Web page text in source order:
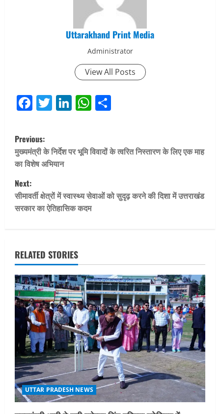
Uttarakhand Print Media
Administrator
View All Posts
Facebook
Twitter
LinkedIn
WhatsApp
P
o
s
t
n
v
i
g
a
t
i
o
n
Previous:
मुख्यमंत्री के निर्देश पर भूमि विवादों के त्वरित निस्तारण के लिए एक माह
का विशेष अभियान
Next:
सीमावर्ती क्षेत्रों में स्वास्थ्य सेवाओं को सुदृढ़ करने की दिशा में उत्तराखंड
सरकार का ऐतिहासिक कदम
RELATED STORIES
UTTAR PRADESH NEWS